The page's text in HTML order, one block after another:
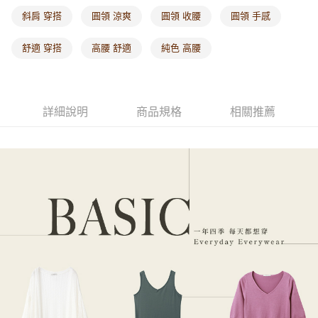
斜肩 穿搭 圓領 涼爽 圓領 收腰 圓領 手感
舒適 穿搭 高腰 舒適 純色 高腰
詳細說明 商品規格 相關推薦